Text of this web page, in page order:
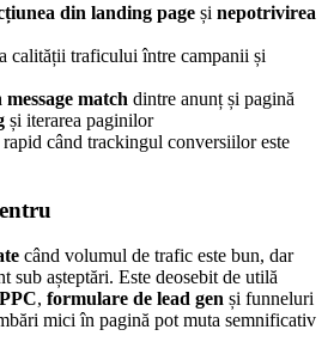
din landing page și nepotrivirea
calității traficului între campanii și
message match dintre anunț și pagină
și iterarea paginilor
rapid când trackingul conversiilor este
când volumul de trafic este bun, dar
sub așteptări. Este deosebit de utilă
, formulare de lead gen și funneluri
mici în pagină pot muta semnificativ